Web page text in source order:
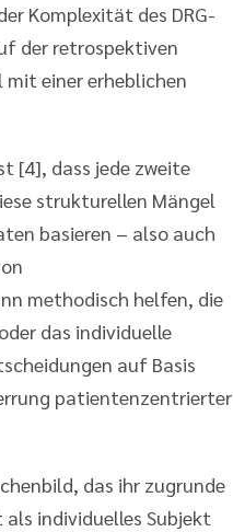
Komplexität des DRG-
der retrospektiven
mit einer erheblichen
[4], dass jede zweite
strukturellen Mängel
basieren – also auch
methodisch helfen, die
das individuelle
auf Basis
patientenzentrierter
das ihr zugrunde
individuelles Subjekt